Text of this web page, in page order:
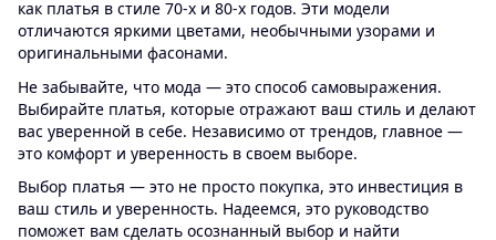
как платья в стиле 70-х и 80-х годов. Эти модели
отличаются яркими цветами, необычными узорами и
оригинальными фасонами.
Не забывайте, что мода — это способ самовыражения.
Выбирайте платья, которые отражают ваш стиль и делают
вас уверенной в себе. Независимо от трендов, главное —
это комфорт и уверенность в своем выборе.
Выбор платья — это не просто покупка, это инвестиция в
ваш стиль и уверенность. Надеемся, это руководство
поможет вам сделать осознанный выбор и найти